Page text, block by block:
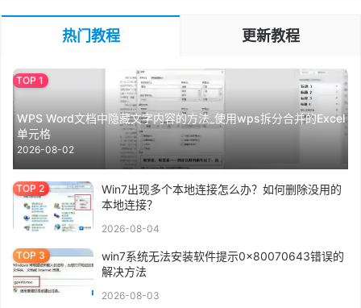
热门教程 更新教程
WPS Word文档中隐藏文字内容的方法_使用wps拆分合并的Excel
单元格
2026-08-02
Win7出现多个本地连接怎么办？如何删除没用的
本地连接？
2026-08-04
win7系统无法安装软件提示0x80070643错误的
解决方法
2026-08-03